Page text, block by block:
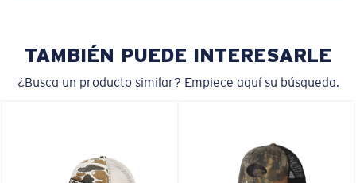
TAMBIÉN PUEDE INTERESARLE
¿Busca un producto similar? Empiece aquí su búsqueda.